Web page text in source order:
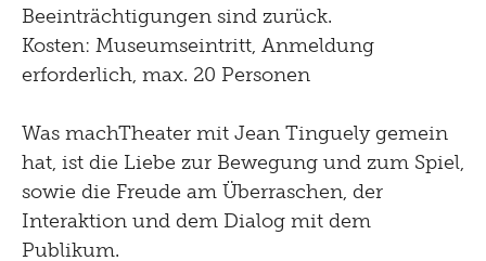
Beeinträchtigungen sind zurück.
Kosten: Museumseintritt, Anmeldung
erforderlich, max. 20 Personen
Was machTheater mit Jean Tinguely gemein
hat, ist die Liebe zur Bewegung und zum Spiel,
sowie die Freude am Überraschen, der
Interaktion und dem Dialog mit dem
Publikum.